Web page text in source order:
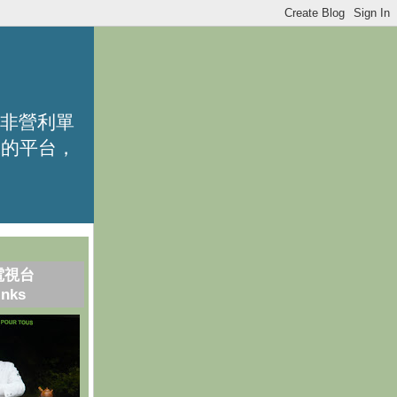
營利單
平台，
視台